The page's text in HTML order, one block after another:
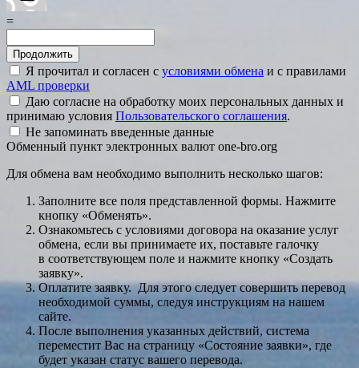
=
Я прочитал и согласен с условиями обмена и с правилами
AML проверки
Даю согласие на обработку моих персональных данных и
принимаю условия Пользовательского соглашения.
Не запоминать введенные данные
Обменный пункт электронных валют one-bro.org
Для обмена вам необходимо выполнить несколько шагов:
Заполните все поля представленной формы. Нажмите
кнопку «Обменять».
Ознакомьтесь с условиями договора на оказание услуг
обмена, если вы принимаете их, поставьте галочку
в соответствующем поле и нажмите кнопку «Создать
заявку».
Оплатите заявку. Для этого следует совершить перевод
необходимой суммы, следуя инструкциям на нашем
сайте.
После выполнения указанных действий, система
переместит Вас на страницу «Состояние заявки», где
будет указан статус вашего перевода.